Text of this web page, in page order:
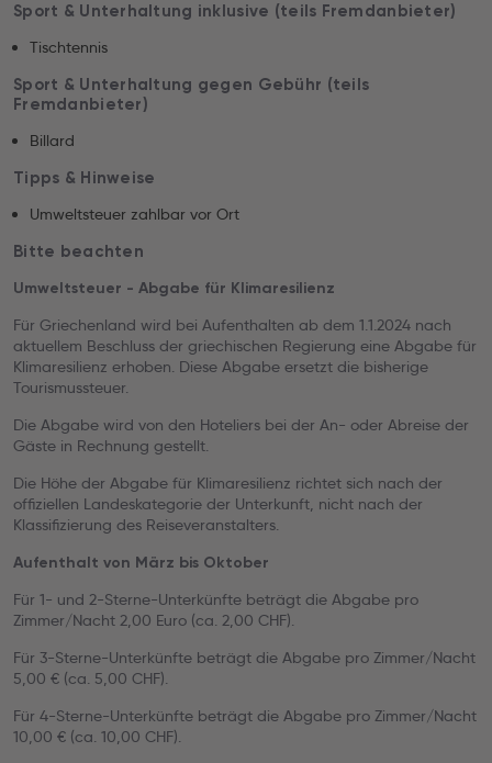
Sport & Unterhaltung inklusive (teils Fremdanbieter)
Tischtennis
Sport & Unterhaltung gegen Gebühr (teils
Fremdanbieter)
Billard
Tipps & Hinweise
Umweltsteuer zahlbar vor Ort
Bitte beachten
Umweltsteuer - Abgabe für Klimaresilienz
Für Griechenland wird bei Aufenthalten ab dem 1.1.2024 nach
aktuellem Beschluss der griechischen Regierung eine Abgabe für
Klimaresilienz erhoben. Diese Abgabe ersetzt die bisherige
Tourismussteuer.
Die Abgabe wird von den Hoteliers bei der An- oder Abreise der
Gäste in Rechnung gestellt.
Die Höhe der Abgabe für Klimaresilienz richtet sich nach der
offiziellen Landeskategorie der Unterkunft, nicht nach der
Klassifizierung des Reiseveranstalters.
Aufenthalt von März bis Oktober
Für 1- und 2-Sterne-Unterkünfte beträgt die Abgabe pro
Zimmer/Nacht 2,00 Euro (ca. 2,00 CHF).
Für 3-Sterne-Unterkünfte beträgt die Abgabe pro Zimmer/Nacht
5,00 € (ca. 5,00 CHF).
Für 4-Sterne-Unterkünfte beträgt die Abgabe pro Zimmer/Nacht
10,00 € (ca. 10,00 CHF).